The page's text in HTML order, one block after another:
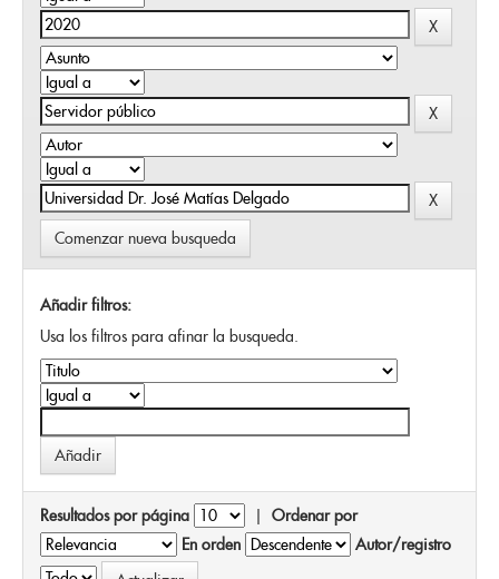
Comenzar nueva busqueda
Añadir filtros:
Usa los filtros para afinar la busqueda.
Resultados por página | Ordenar por
En orden
Autor/registro